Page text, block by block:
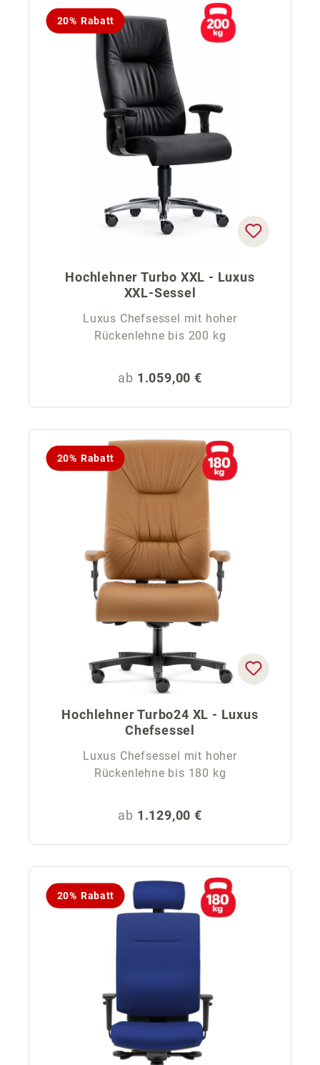
20% Rabatt
Hochlehner Turbo XXL - Luxus
XXL-Sessel
Luxus Chefsessel mit hoher
Rückenlehne bis 200 kg
Regulärer Preis:
ab 1.059,00 €
20% Rabatt
Hochlehner Turbo24 XL - Luxus
Chefsessel
Luxus Chefsessel mit hoher
Rückenlehne bis 180 kg
Regulärer Preis:
ab 1.129,00 €
20% Rabatt